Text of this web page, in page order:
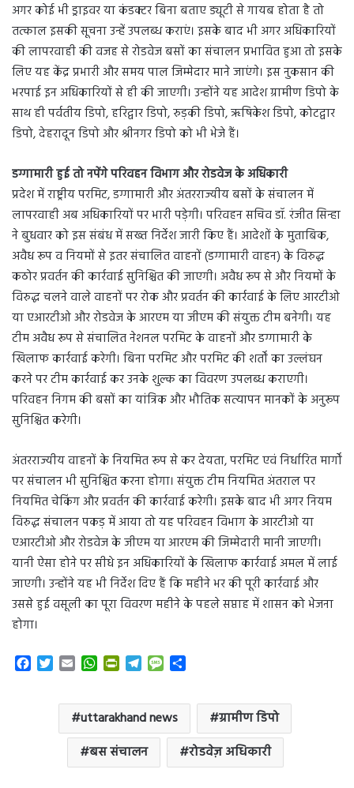
अगर कोई भी ड्राइवर या कंडक्टर बिना बताए ड्यूटी से गायब होता है तो
तत्काल इसकी सूचना उन्हें उपलब्ध कराएं। इसके बाद भी अगर अधिकारियों
की लापरवाही की वजह से रोडवेज बसों का संचालन प्रभावित हुआ तो इसके
लिए यह केंद्र प्रभारी और समय पाल जिम्मेदार माने जाएंगे। इस नुकसान की
भरपाई इन अधिकारियों से ही की जाएगी। उन्होंने यह आदेश ग्रामीण डिपो के
साथ ही पर्वतीय डिपो, हरिद्वार डिपो, रुड़की डिपो, ऋषिकेश डिपो, कोटद्वार
डिपो, देहरादून डिपो और श्रीनगर डिपो को भी भेजे हैं।
डग्गामारी हुई तो नपेंगे परिवहन विभाग और रोडवेज के अधिकारी
प्रदेश में राष्ट्रीय परमिट, डग्गामारी और अंतरराज्यीय बसों के संचालन में
लापरवाही अब अधिकारियों पर भारी पड़ेगी। परिवहन सचिव डॉ. रंजीत सिन्हा
ने बुधवार को इस संबंध में सख्त निर्देश जारी किए हैं। आदेशों के मुताबिक,
अवैध रूप व नियमों से इतर संचालित वाहनों (डग्गामारी वाहन) के विरुद्ध
कठोर प्रवर्तन की कार्रवाई सुनिश्चित की जाएगी। अवैध रूप से और नियमों के
विरुद्ध चलने वाले वाहनों पर रोक और प्रवर्तन की कार्रवाई के लिए आरटीओ
या एआरटीओ और रोडवेज के आरएम या जीएम की संयुक्त टीम बनेगी। यह
टीम अवैध रूप से संचालित नेशनल परमिट के वाहनों और डग्गामारी के
खिलाफ कार्रवाई करेगी। बिना परमिट और परमिट की शर्तों का उल्लंघन
करने पर टीम कार्रवाई कर उनके शुल्क का विवरण उपलब्ध कराएगी।
परिवहन निगम की बसों का यांत्रिक और भौतिक सत्यापन मानकों के अनुरूप
सुनिश्चित करेगी।
अंतरराज्यीय वाहनों के नियमित रूप से कर देयता, परमिट एवं निर्धारित मार्गों
पर संचालन भी सुनिश्चित करना होगा। संयुक्त टीम नियमित अंतराल पर
नियमित चेकिंग और प्रवर्तन की कार्रवाई करेगी। इसके बाद भी अगर नियम
विरुद्ध संचालन पकड़ में आया तो यह परिवहन विभाग के आरटीओ या
एआरटीओ और रोडवेज के जीएम या आरएम की जिम्मेदारी मानी जाएगी।
यानी ऐसा होने पर सीधे इन अधिकारियों के खिलाफ कार्रवाई अमल में लाई
जाएगी। उन्होंने यह भी निर्देश दिए हैं कि महीने भर की पूरी कार्रवाई और
उससे हुई वसूली का पूरा विवरण महीने के पहले सप्ताह में शासन को भेजना
होगा।
T
i
l
W
t
s
A
p
p
P
n
t
F
r
i
T
e
g
r
a
m
M
s
a
g
r
uttarakhand news
ग्रामीण डिपो
बस संचालन
रोडवेज़ अधिकारी